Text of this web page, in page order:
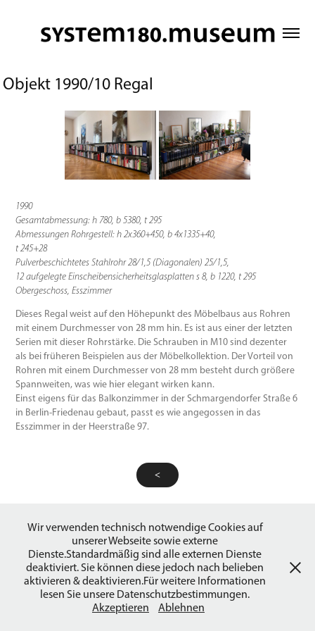
Objekt 1990/10 Regal
1990
Gesamtabmessung: h 780, b 5380, t 295
Abmessungen Rohrgestell: h 2x360+450, b 4x1335+40,
t 245+28
Pulverbeschichtetes Stahlrohr 28/1,5 (Diagonalen) 25/1,5,
12 aufgelegte Einscheibensicherheitsglasplatten s 8, b 1220, t 295
Obergeschoss, Esszimmer
Dieses Regal weist auf den Höhepunkt des Möbelbaus aus Rohren
mit einem Durchmesser von 28 mm hin. Es ist aus einer der letzten
Serien mit dieser Rohrstärke. Die Schrauben in M10 sind dezenter
als bei früheren Beispielen aus der Möbelkollektion. Der Vorteil von
Rohren mit einem Durchmesser von 28 mm besteht durch größere
Spannweiten, was wie hier elegant wirken kann.
Einst eigens für das Balkonzimmer in der Schmargendorfer Straße 6
in Berlin-Friedenau gebaut, passt es wie angegossen in das
Esszimmer in der Heerstraße 97.
<
© 2026 by System180 Museum Powered by Adobe Portfolio
Wir verwenden technisch notwendige Cookies auf
unserer Webseite sowie externe
Dienste.Standardmäßig sind alle externen Dienste
deaktiviert. Sie können diese jedoch nach belieben
aktivieren & deaktivieren.Für weitere Informationen
lesen Sie unsere Datenschutzbestimmungen.
Akzeptieren
Ablehnen